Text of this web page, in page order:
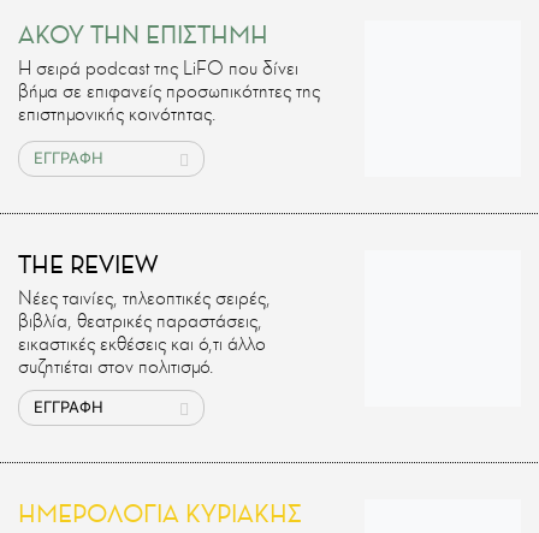
ΑΚΟΥ ΤΗΝ ΕΠΙΣΤΗΜΗ
H σειρά podcast της LiFO που δίνει
βήμα σε επιφανείς προσωπικότητες της
επιστημονικής κοινότητας.
ΕΓΓΡΑΦΗ
THE REVIEW
Νέες ταινίες, τηλεοπτικές σειρές,
βιβλία, θεατρικές παραστάσεις,
εικαστικές εκθέσεις και ό,τι άλλο
συζητιέται στον πολιτισμό.
ΕΓΓΡΑΦΗ
ΗΜΕΡΟΛΟΓΙΑ ΚΥΡΙΑΚΗΣ